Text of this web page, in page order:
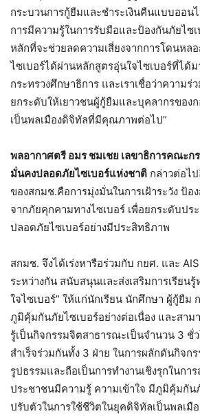
กระบวนการกู้ยืมและชำระเงินคืนแบบออน
การมีความรู้ในการรับมือและป้องกันภัยไซ
หลักที่จะช่วยลดความเสี่ยงจากการโดนหล
ไซเบอร์ได้ผ่านหลักสูตรอุ่นใจไซเบอร์ที่ได้ม
กระทรวงศึกษาธิการ และเราเชื่อว่าความร่
ยกระดับให้เยาวชนผู้กู้ยืมและบุคลากรของ
เป็นพลเมืองดิจิทัลที่มีคุณภาพต่อไป”
พลอากาศตรี อมร ชมเชย เลขาธิการคณะก
มั่นคงปลอดภัยไซเบอร์แห่งชาติ กล่าวต่อไ
ของสกมช.คือการมุ่งมั่นในการเฝ้าระวัง ป้อ
จากภัยคุกคามทางไซเบอร์ เพื่อยกระดับปร
ปลอดภัยไซเบอร์อย่างมีประสิทธิภาพ
สกมช. จึงได้เร่งหารือร่วมกับ กยศ. และ
ระหว่างกัน สนับสนุนและส่งเสริมการเรียน
ใจไซเบอร์” ให้แก่นักเรียน นักศึกษา ผู้กู้ยืม
ภูมิคุ้มกันภัยไซเบอร์อย่างต่อเนื่อง และสาม
รู้เป็นกิจกรรมจิตสาธารณะเป็นจำนวน 3 ชั่
สำเร็จร่วมกันทั้ง 3 ฝ่าย ในการผลักดันกิจก
รูปธรรมและถือเป็นการทำงานเชิงรุกในกา
ประชาชนมีความรู้ ความเข้าใจ มีภูมิคุ้มกัน
ปรับตัวในการใช้ชีวิตในยุคดิจิทัลเป็นพลเ